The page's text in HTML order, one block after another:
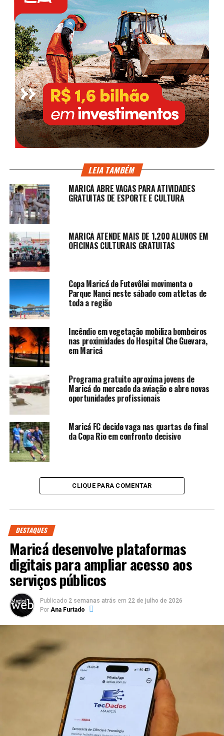
LEIA TAMBÉM
MARICÁ ABRE VAGAS PARA ATIVIDADES
GRATUITAS DE ESPORTE E CULTURA
MARICÁ ATENDE MAIS DE 1.200 ALUNOS EM
OFICINAS CULTURAIS GRATUITAS
Copa Maricá de Futevôlei movimenta o
Parque Nanci neste sábado com atletas de
toda a região
Incêndio em vegetação mobiliza bombeiros
nas proximidades do Hospital Che Guevara,
em Maricá
Programa gratuito aproxima jovens de
Maricá do mercado da aviação e abre novas
oportunidades profissionais
Maricá FC decide vaga nas quartas de final
da Copa Rio em confronto decisivo
CLIQUE PARA COMENTAR
DESTAQUES
Maricá desenvolve plataformas
digitais para ampliar acesso aos
serviços públicos
Publicado 2 semanas atrás em 22 de julho de 2026
Por Ana Furtado